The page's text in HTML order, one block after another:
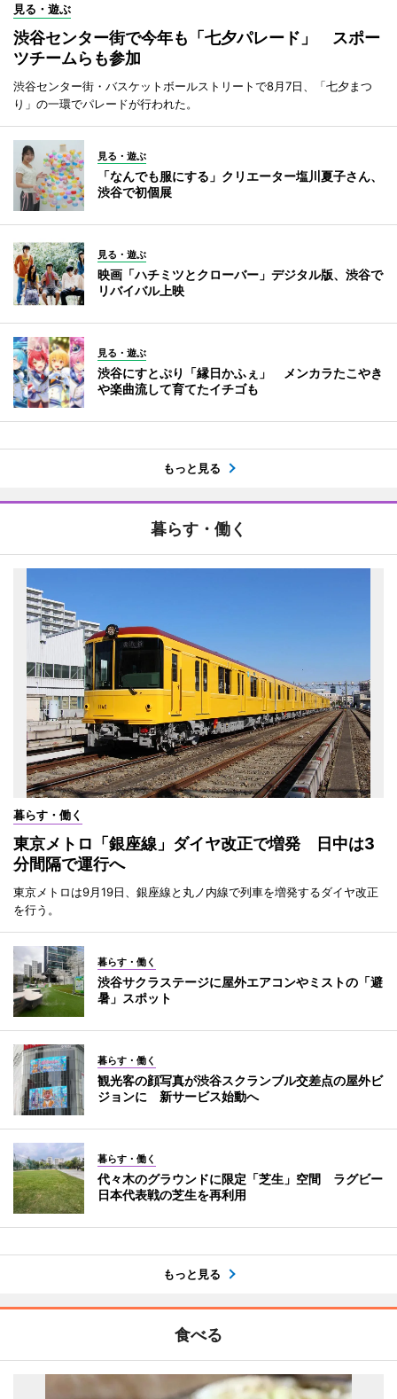
見る・遊ぶ
渋谷センター街で今年も「七夕パレード」 スポー
ツチームらも参加
渋谷センター街・バスケットボールストリートで8月7日、「七夕まつ
り」の一環でパレードが行われた。
見る・遊ぶ
「なんでも服にする」クリエーター塩川夏子さん、
渋谷で初個展
見る・遊ぶ
映画「ハチミツとクローバー」デジタル版、渋谷で
リバイバル上映
見る・遊ぶ
渋谷にすとぷり「縁日かふぇ」 メンカラたこやき
や楽曲流して育てたイチゴも
もっと見る
暮らす・働く
暮らす・働く
東京メトロ「銀座線」ダイヤ改正で増発 日中は3
分間隔で運行へ
東京メトロは9月19日、銀座線と丸ノ内線で列車を増発するダイヤ改正
を行う。
暮らす・働く
渋谷サクラステージに屋外エアコンやミストの「避
暑」スポット
暮らす・働く
観光客の顔写真が渋谷スクランブル交差点の屋外ビ
ジョンに 新サービス始動へ
暮らす・働く
代々木のグラウンドに限定「芝生」空間 ラグビー
日本代表戦の芝生を再利用
もっと見る
食べる